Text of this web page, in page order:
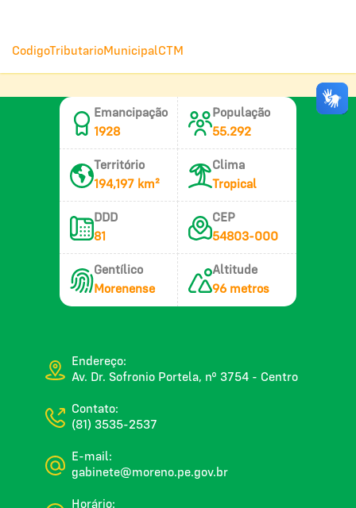
CodigoTributarioMunicipalCTM
Emancipação
1928
População
55.292
Território
194,197 km²
Clima
Tropical
DDD
81
CEP
54803-000
Gentílico
Morenense
Altitude
96 metros
Endereço:
Av. Dr. Sofronio Portela, nº 3754 - Centro
Contato:
(81) 3535-2537
E-mail:
gabinete@moreno.pe.gov.br
Horário: